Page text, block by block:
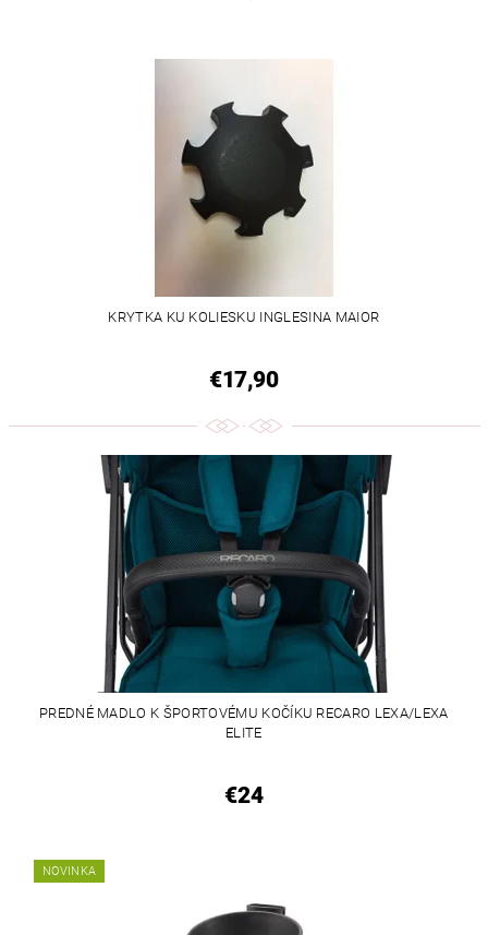
KRYTKA KU KOLIESKU INGLESINA MAIOR
€17,90
PREDNÉ MADLO K ŠPORTOVÉMU KOČÍKU RECARO LEXA/LEXA
ELITE
€24
NOVINKA